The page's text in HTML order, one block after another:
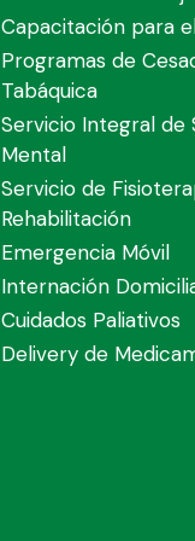
Capacitación para
Programas de
Tabáquica
Servicio Integral de
Mental
Servicio de
Rehabilitación
Emergencia Móvil
Internación
Cuidados Paliativos
Delivery de